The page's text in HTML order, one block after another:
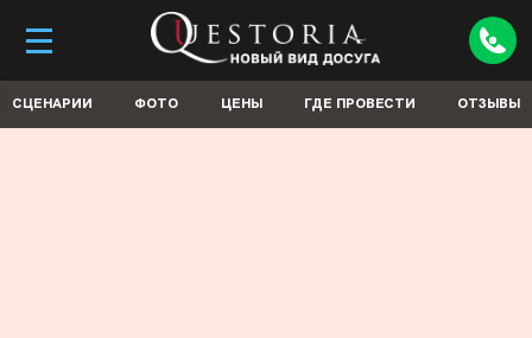
СЦЕНАРИИ ФОТО ЦЕНЫ ГДЕ ПРОВЕСТИ ОТЗЫВЫ